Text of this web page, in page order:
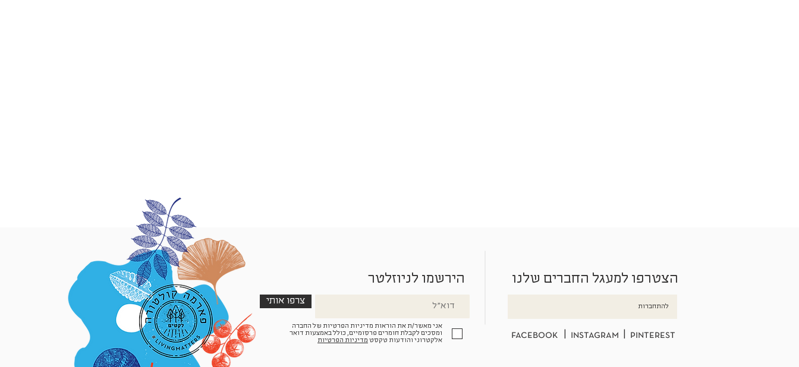
הירשמו לניוזלטר
צרפו אותי
אני מאשר/ת את הוראות מדיניות הפרטיות של החברה
ומסכים לקבלת חומרים פרסומיים, כולל באמצעות דואר
אלקטרוני והודעות טקסט מדיניות הפרטיות
הצטרפו למעגל החברים שלנו
להתחברות
facebook instagram pinterest